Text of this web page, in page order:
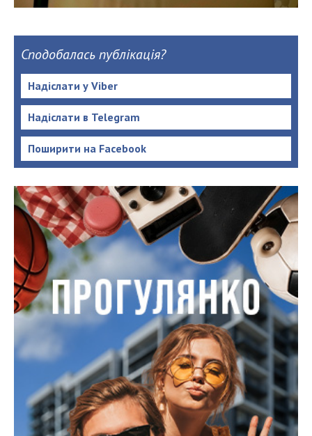
Сподобалась публікація?
Надіслати у Viber
Надіслати в Telegram
Поширити на Facebook